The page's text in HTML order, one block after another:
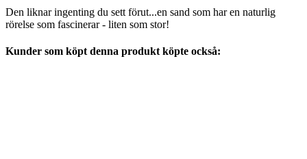
Den liknar ingenting du sett förut...en sand som har en naturlig
rörelse som fascinerar - liten som stor!
Kunder som köpt denna produkt köpte också: